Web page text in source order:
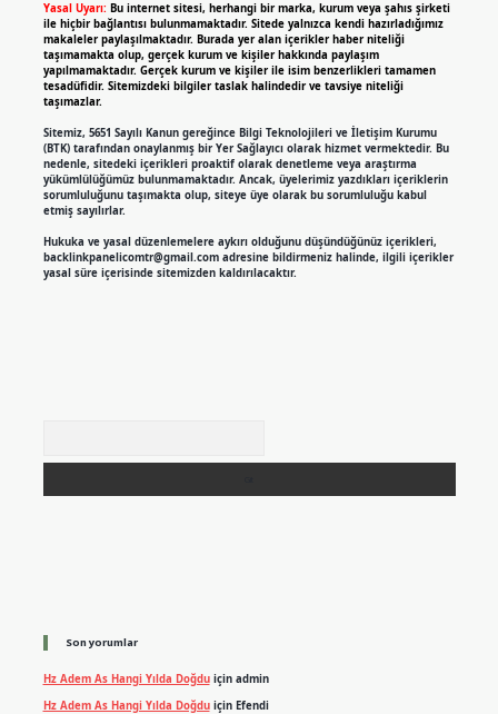
Yasal Uyarı: Bu internet sitesi, herhangi bir marka, kurum veya şahıs şirketi
ile hiçbir bağlantısı bulunmamaktadır. Sitede yalnızca kendi hazırladığımız
makaleler paylaşılmaktadır. Burada yer alan içerikler haber niteliği
taşımamakta olup, gerçek kurum ve kişiler hakkında paylaşım
yapılmamaktadır. Gerçek kurum ve kişiler ile isim benzerlikleri tamamen
tesadüfidir. Sitemizdeki bilgiler taslak halindedir ve tavsiye niteliği
taşımazlar.
Sitemiz, 5651 Sayılı Kanun gereğince Bilgi Teknolojileri ve İletişim Kurumu
(BTK) tarafından onaylanmış bir Yer Sağlayıcı olarak hizmet vermektedir. Bu
nedenle, sitedeki içerikleri proaktif olarak denetleme veya araştırma
yükümlülüğümüz bulunmamaktadır. Ancak, üyelerimiz yazdıkları içeriklerin
sorumluluğunu taşımakta olup, siteye üye olarak bu sorumluluğu kabul
etmiş sayılırlar.
Hukuka ve yasal düzenlemelere aykırı olduğunu düşündüğünüz içerikleri,
backlinkpanelicomtr@gmail.comadresine bildirmeniz halinde, ilgili içerikler
yasal süre içerisinde sitemizden kaldırılacaktır.
Son yorumlar
Hz Adem As Hangi Yılda Doğduiçin admin
Hz Adem As Hangi Yılda Doğduiçin Efendi